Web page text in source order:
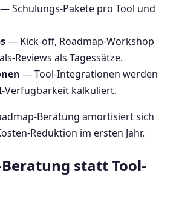
— Schulungs-Pakete pro Tool und
— Kick-off, Roadmap-Workshop
Reviews als Tagessätze.
— Tool-Integrationen werden
Verfügbarkeit kalkuliert.
Beratung amortisiert sich
Reduktion im ersten Jahr.
statt Tool-